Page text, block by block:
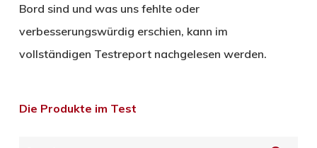
Bord sind und was uns fehlte oder
verbesserungswürdig erschien, kann im
vollständigen Testreport nachgelesen werden.
Die Produkte im Test